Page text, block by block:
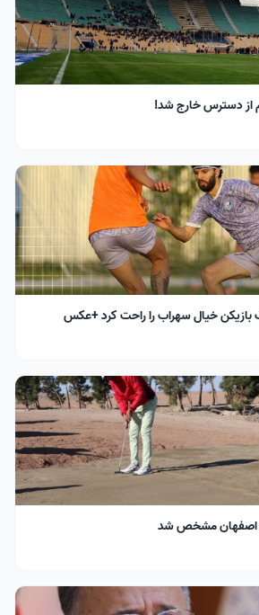
از دسترس خارج شد!
بازیکن خیال سهراب را راحت کرد +عکس
اصفهان مشخص شد